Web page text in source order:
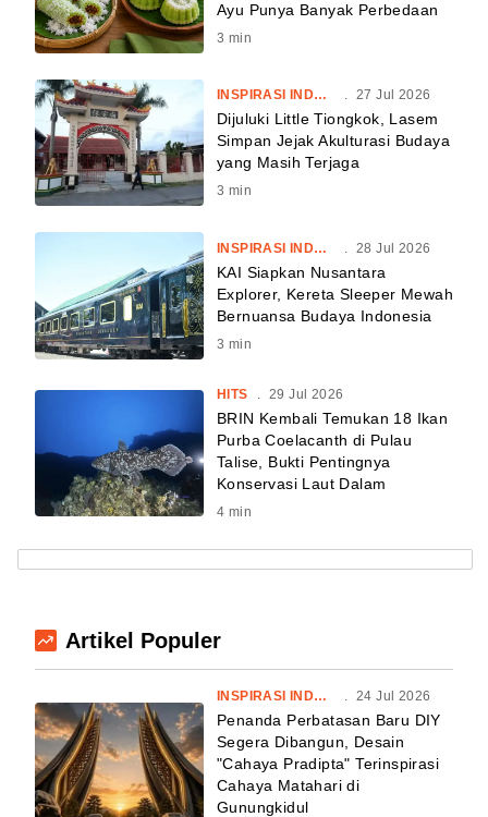
Ayu Punya Banyak Perbedaan
3 min
INSPIRASI INDONESIA . 27 Jul 2026
Dijuluki Little Tiongkok, Lasem
Simpan Jejak Akulturasi Budaya
yang Masih Terjaga
3 min
INSPIRASI INDONESIA 28 Jul 2026
KAI Siapkan Nusantara
Explorer, Kereta Sleeper Mewah
Bernuansa Budaya Indonesia
3 min
HITS 29 Jul 2026
BRIN Kembali Temukan 18 Ikan
Purba Coelacanth di Pulau
Talise, Bukti Pentingnya
Konservasi Laut Dalam
4 min
Artikel Populer
INSPIRASI INDONESIA 24 Jul 2026
Penanda Perbatasan Baru DIY
Segera Dibangun, Desain
"Cahaya Pradipta" Terinspirasi
Cahaya Matahari di
Gunungkidul